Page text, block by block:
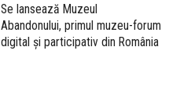
Se lansează Muzeul
Abandonului, primul muzeu-forum
digital și participativ din România